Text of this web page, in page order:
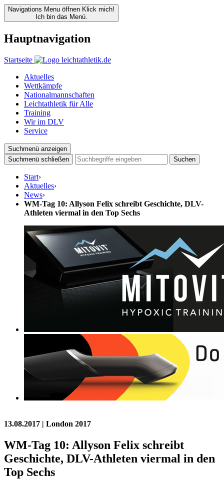
Navigations Menu öffnen Klick mich!
Ich bin das Menü.
Hauptnavigation
Startseite
Aktuelles
Wettkämpfe
Nationalmannschaften
Leichtathletik für Alle
Training
Wir im DLV
Service
Suchmenü anzeigen
Suchmenü schließen
Suchen
Start›
Aktuelles›
News›
WM-Tag 10: Allyson Felix schreibt Geschichte, DLV-
Athleten viermal in den Top Sechs
13.08.2017 | London 2017
WM-Tag 10: Allyson Felix schreibt
Geschichte, DLV-Athleten viermal in den
Top Sechs